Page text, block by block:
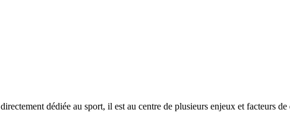
dédiée au sport, il est au centre de plusieurs enjeux et facteurs